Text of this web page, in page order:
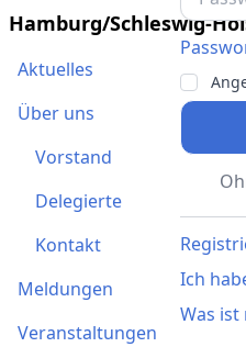
Ich
Was ist
Hamburg/Schleswig-
Aktuelles
Über uns
Vorstand
Delegierte
Kontakt
Meldungen
Veranstaltungen